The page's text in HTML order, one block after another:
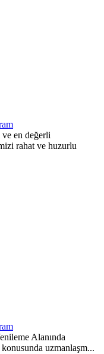
ve en değerli
rahat ve huzurlu
Alanında
uzmanlaşm...